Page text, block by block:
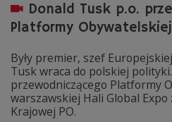
Donald Tusk p.o.
Platformy Obywatelskiej
Były premier, szef
Tusk wraca do polskiej
przewodniczącego Platformy
warszawskiej Hali Global Expo
Krajowej PO.